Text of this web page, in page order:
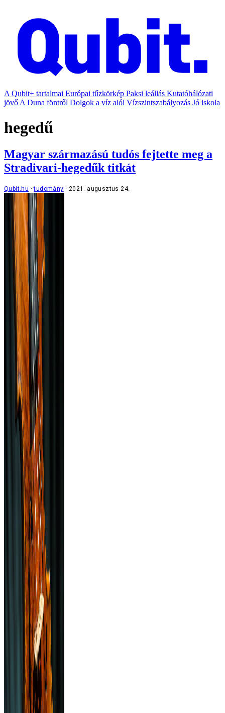
A Qubit+ tartalmai Európai tűzkörkép Paksi leállás Kutatóhálózati
jövő A Duna föntről Dolgok a víz alól Vízszintszabályozás Jó iskola
hegedű
Magyar származású tudós fejtette meg a
Stradivari-hegedűk titkát
Qubit.hu tudomány 2021. augusztus 24.